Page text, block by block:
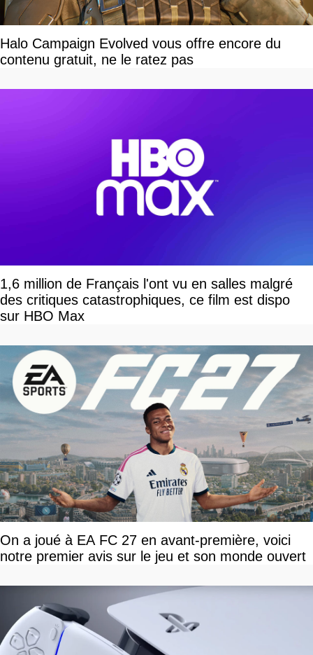
Halo Campaign Evolved vous offre encore du
contenu gratuit, ne le ratez pas
1,6 million de Français l'ont vu en salles malgré
des critiques catastrophiques, ce film est dispo
sur HBO Max
On a joué à EA FC 27 en avant-première, voici
notre premier avis sur le jeu et son monde ouvert